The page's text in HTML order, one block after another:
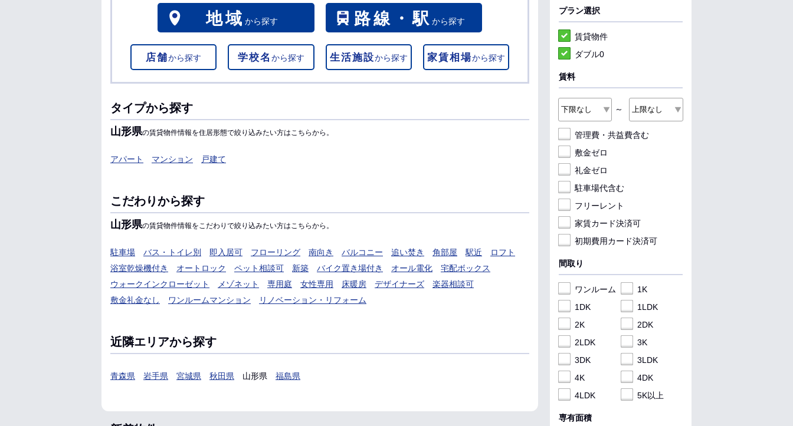
地域 から探す 路線・駅から探す
店舗から探す 学校名 から探す 生活施設から探す 家賃相場から探す
タイプから探す
山形県の賃貸物件情報を住居形態で絞り込みたい方はこちらから。
アパート マンション 戸建て
こだわりから探す
山形県の賃貸物件情報をこだわりで絞り込みたい方はこちらから。
駐車場 バス・トイレ別 即入居可 フローリング 南向き バルコニー 追い焚き 角部屋 駅近
ロフト
浴室乾燥機付き
オートロック ペット相談可 新築 バイク置き場付き オール電化
宅配ボックス
ウォークインクローゼット
メゾネット 専用庭 女性専用 床暖房 デザイナーズ
楽器相談可
敷金礼金なし
ワンルームマンション リノベーション・リフォーム
近隣エリアから探す
青森県 岩手県 宮城県 秋田県 山形県 福島県
プラン選択
賃貸物件
ダブル0
賃料
～
管理費・共益費含む
敷金ゼロ
礼金ゼロ
駐車場代含む
フリーレント
家賃カード決済可
初期費用カード決済可
間取り
ワンルーム
1K
1DK
1LDK
2K
2DK
2LDK
3K
3DK
3LDK
4K
4DK
4LDK
5K以上
専有面積